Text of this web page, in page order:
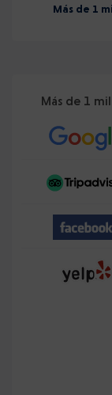
Más de 1
Más de 1